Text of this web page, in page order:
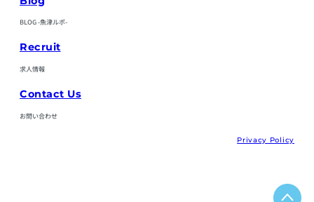
BLOG -魚津ルポ-
Recruit
求人情報
Contact Us
お問い合わせ
Privacy Policy